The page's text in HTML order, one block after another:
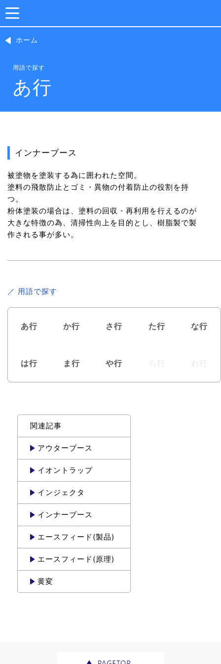
ホーム
用語で探す
あ行
インナーブース
被塗物を塗装する為に囲われた空間。
塗料の飛散防止とゴミ・異物の付着防止の役割を持
つ。
粉体塗装の場合は、塗料の回収・再利用を行えるのが
大きな特徴の為、清掃性向上を目的とし、樹脂製で製
作される事が多い。
／ 用語で探す
あ行 か行 さ行 た行 な行
は行 ま行 や行
関連記事
アウターブース
イオントラップ
インジェクタ
インナーブース
エースフィード(製品)
エースフィード(原理)
黄変